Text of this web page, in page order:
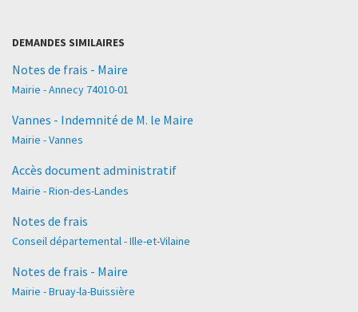
DEMANDES SIMILAIRES
Notes de frais - Maire
Mairie - Annecy 74010-01
Vannes - Indemnité de M. le Maire
Mairie - Vannes
Accès document administratif
Mairie - Rion-des-Landes
Notes de frais
Conseil départemental - Ille-et-Vilaine
Notes de frais - Maire
Mairie - Bruay-la-Buissière